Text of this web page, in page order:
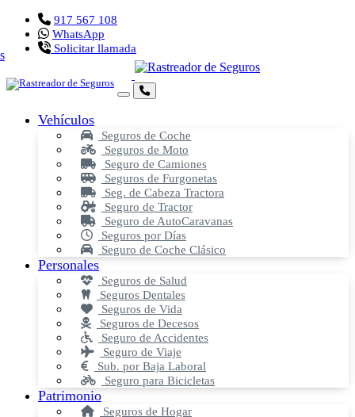
917 567 108
WhatsApp
Solicitar llamada
Vehículos
Seguros de Coche
Seguros de Moto
Seguro de Camiones
Seguros de Furgonetas
Seg. de Cabeza Tractora
Seguro de Tractor
Seguro de AutoCaravanas
Seguros por Días
Seguro de Coche Clásico
Personales
Seguros de Salud
Seguros Dentales
Seguros de Vida
Seguros de Decesos
Seguro de Accidentes
Seguro de Viaje
Sub. por Baja Laboral
Seguro para Bicicletas
Patrimonio
Seguros de Hogar